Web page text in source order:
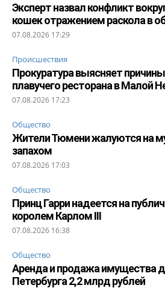
Эксперт назвал конфликт
кошек отражением раскола в
07.08.2026 17:29
Происшествия
Прокуратура выясняет
плавучего ресторана в Малой
07.08.2026 17:23
Общество
Жители Тюмени жалуются на
запахом
07.08.2026 17:03
Общество
Принц Гарри надеется на
королем Карлом III
07.08.2026 16:38
Общество
Аренда и продажа имущества
Петербурга 2,2 млрд рублей